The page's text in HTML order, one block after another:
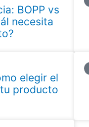
BOPP vs
necesita
elegir el
producto